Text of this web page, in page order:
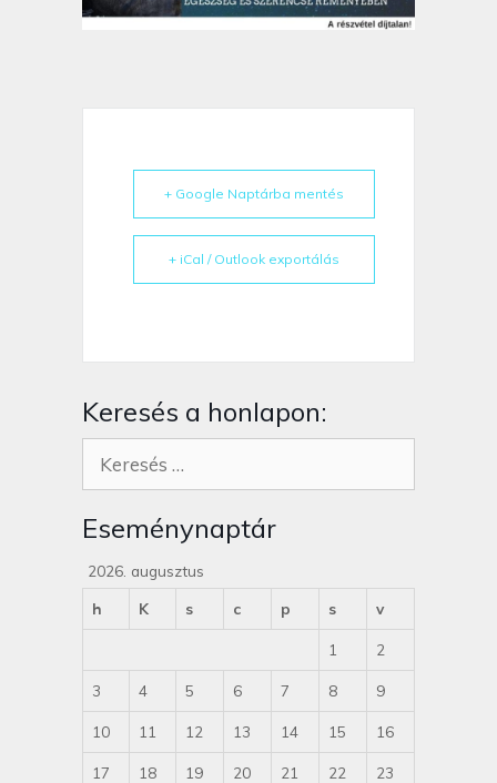
+ Google Naptárba mentés
+ iCal / Outlook exportálás
Keresés a honlapon:
Eseménynaptár
2026. augusztus
h
K s c p s v
1 2
3 4 5 6 7 8 9
10 11 12 13 14 15 16
17 18 19 20 21 22 23